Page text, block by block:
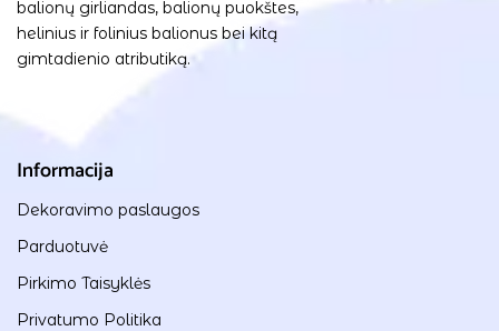
balionų girliandas, balionų puokštes,
helinius ir folinius balionus bei kitą
gimtadienio atributiką.
Informacija
Dekoravimo paslaugos
Parduotuvė
Pirkimo Taisyklės
Privatumo Politika